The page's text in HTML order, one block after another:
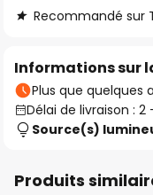
Recommandé sur
Informations sur
Plus que quelques
Délai de livraison :
Source(s)
Produits